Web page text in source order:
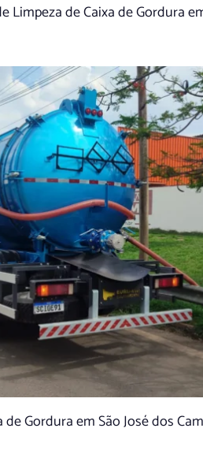
Limpeza de Caixa de Gordura
Gordura em São José dos